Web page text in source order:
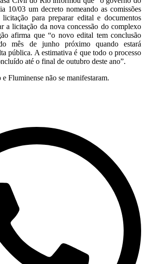
10/03 um decreto nomeando as comissões
para preparar edital e documentos
a licitação da nova concessão do complexo
afirma que “o novo edital tem conclusão
mês de junho próximo quando estará
pública. A estimativa é que todo o processo
até o final de outubro deste ano”.
Fluminense não se manifestaram.